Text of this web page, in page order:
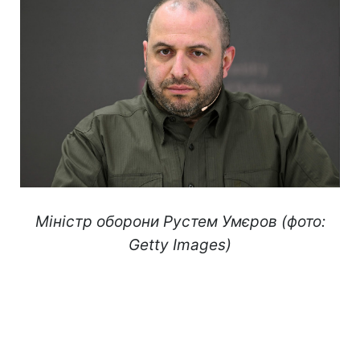
Міністр оборони Рустем Умєров (фото:
Getty Images)